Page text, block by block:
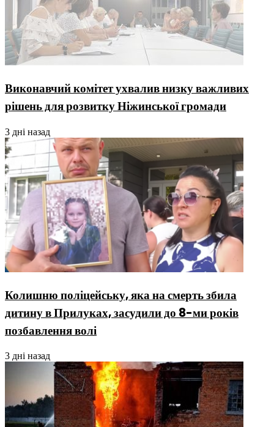
Виконавчий комітет ухвалив низку важливих
рішень для розвитку Ніжинської громади
3 дні назад
Колишню поліцейську, яка на смерть збила
дитину в Прилуках, засудили до 8-ми років
позбавлення волі
3 дні назад